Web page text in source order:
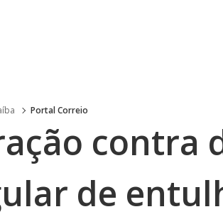
Portal Correio
contra
de